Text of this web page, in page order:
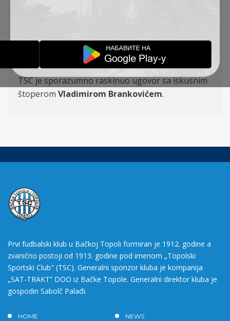
zimskom prelaznom roku!
Mladi vezni igrač stiže iz ekipe Sinđelića.
TSC je sporazumno raskinuo ugovor sa iskusnim
štoperom Vladimirom Brankovićem.
Prvi fudbalski klub u Bačkoj Topoli formiran je 1912. godine a
zvanično postoji od 1913. godine pod imenom „Topolski
Sportski Club" (TSC). Generalni sponzor kluba je kompanija
„SAT-TRAKT” DOO iz Bačke Topole. Generalni direktor kluba je
gospodin Sabolč Palađi.
HOME
NEWS